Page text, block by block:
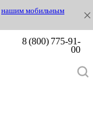
нашим мобильным
8 (800) 775-91-
00